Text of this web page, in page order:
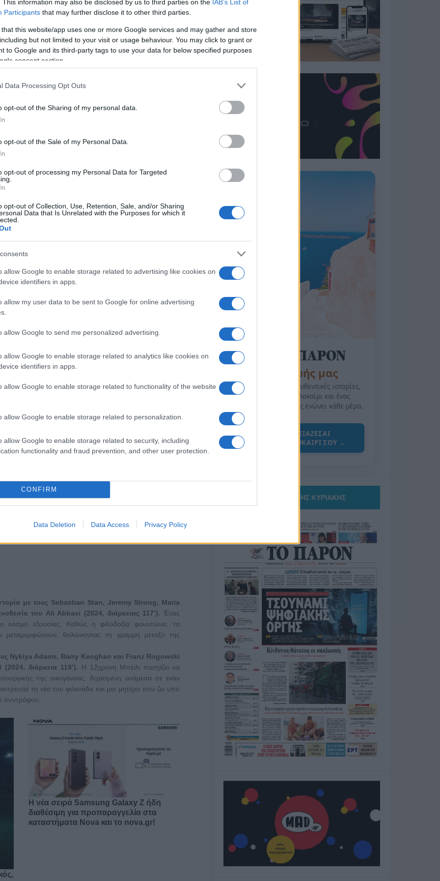
This information may also be disclosed by us to third parties on the IAB’s List of
Participants that may further disclose it to other third parties.
that this website/app uses one or more Google services and may gather and store
but not limited to your visit or usage behaviour. You may click to grant or
to Google and its third-party tags to use your data for below specified purposes
consent section.
Data Processing Opt Outs
opt-out of the Sharing of my personal data.
opt-out of the Sale of my Personal Data.
opt-out of processing my Personal Data for Targeted
opt-out of Collection, Use, Retention, Sale, and/or Sharing
Data that Is Unrelated with the Purposes for which it
allow Google to enable storage related to advertising like cookies on
identifiers in apps.
allow my user data to be sent to Google for online advertising
allow Google to send me personalized advertising.
allow Google to enable storage related to analytics like cookies on
identifiers in apps.
allow Google to enable storage related to functionality of the website
allow Google to enable storage related to personalization.
allow Google to enable storage related to security, including
functionality and fraud prevention, and other user protection.
CONFIRM
Data Deletion Data Access Privacy Policy
Scheme) – Αστυνομική κωμωδία με τους
Friend και σκηνοθεσία του Wes Anderson (2025,
μια εύθραυστη αυτοκρατορία και μια παράλογη
συσσωρεύονται, οι συμμαχίες τρίζουν και το έγκλημα
περιπέτεια με τους Matthew McConaughey, Tye
σε σκηνοθεσία του Jeff Nichols (2012,
δύο 14χρονα αγόρια, αχώριστοι φίλοι που
παίρνουν μαθήματα ενηλικίωσης, φιλίας και
με τους
(2023, διάρκειας 110’).
συναντήσεις για να βρουν μια χαμένη κονσόλα,
περιπέτεια φιλίας.
China
του James Bridges (1979, διάρκειας 120’).
γίνεται μάρτυρας ενός ατυχήματος σε ένα πυρηνικό
στη δημοσιοποίηση της ιστορίας.
& σεναριογράφο
δραματική ταινία με τους Isabelle Huppert, Jean-
διάρκειας 122’).
του θανάτου και το τέλος της, επί δεκαετίες,
ζευγάρι αστών στο Παρίσι, ο Ζορζ (τηλεοπτικός
ανώνυμες βιντεοκασέτες που δείχνουν το σπίτι τους
Οι κασέτες συνοδεύονται από σκοτεινά,
με τους Sebastian Stan, Jeremy Strong, Maria
του Ali Abbasi (2024, διάρκειας 117’). Ένας
κόσμο εξουσίας. Καθώς η φιλοδοξία φουντώνει, τα
μεταμορφώνουν, θολώνοντας τη γραμμή μεταξύ της
Nykiya Adams, Barry Keoghan και Franz Rogowski
διάρκεια 119’). Η 12χρονη Μπέιλι πασχίζει να
της οικογένειας, διχασμένη ανάμεσα σε έναν
τη νέα του φιλενάδα και μια μητέρα που ζει υπό
συντρόφου.
Η νέα σειρά Samsung Galaxy Ζ ήδη
διαθέσιμη για προπαραγγελία στα
καταστήματα Nova και το nova.gr!
της Ζωής μας
Οι άνθρωποι, οι αυθεντικές ιστορίες,
το ελληνικό καλοκαίρι και ένας
πολιτισμός που μας ενώνει κάθε μέρα.
ΟΣΑ ΧΡΕΙΑΖΕΣΑΙ
ΓΙΑ ΤΟ ΚΑΛΟΚΑΙΡΙ ΣΟΥ →
ΤΟ ΠΑΡΟΝ ΤΗΣ ΚΥΡΙΑΚΗΣ